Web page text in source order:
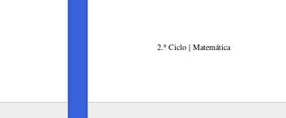
2.º Ciclo | Matemática